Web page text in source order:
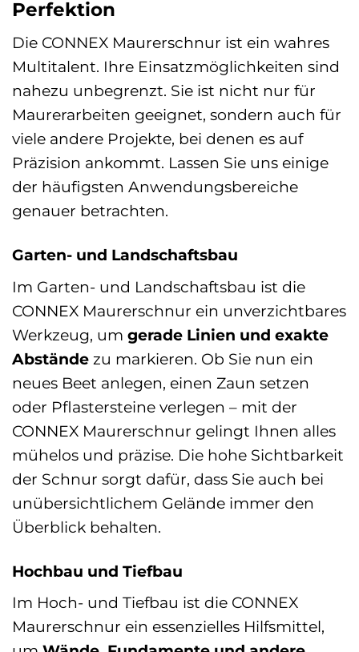
Perfektion
Die CONNEX Maurerschnur ist ein wahres
Multitalent. Ihre Einsatzmöglichkeiten sind
nahezu unbegrenzt. Sie ist nicht nur für
Maurerarbeiten geeignet, sondern auch für
viele andere Projekte, bei denen es auf
Präzision ankommt. Lassen Sie uns einige
der häufigsten Anwendungsbereiche
genauer betrachten.
Garten- und Landschaftsbau
Im Garten- und Landschaftsbau ist die
CONNEX Maurerschnur ein unverzichtbares
Werkzeug, um gerade Linien und exakte
Abstände zu markieren. Ob Sie nun ein
neues Beet anlegen, einen Zaun setzen
oder Pflastersteine verlegen – mit der
CONNEX Maurerschnur gelingt Ihnen alles
mühelos und präzise. Die hohe Sichtbarkeit
der Schnur sorgt dafür, dass Sie auch bei
unübersichtlichem Gelände immer den
Überblick behalten.
Hochbau und Tiefbau
Im Hoch- und Tiefbau ist die CONNEX
Maurerschnur ein essenzielles Hilfsmittel,